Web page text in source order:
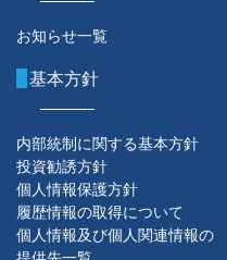
お知らせ一覧
基本方針
内部統制に関する基本方針
投資勧誘方針
個人情報保護方針
履歴情報の取得について
個人情報及び個人関連情報の